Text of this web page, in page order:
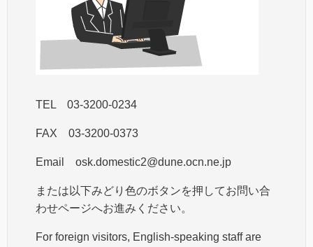
TEL 03-3200-0234
FAX 03-3200-0373
Email osk.domestic2@dune.ocn.ne.jp
または以下みどり色のボタンを押してお問い合
わせページへお進みください。
For foreign visitors, English-speaking staff are